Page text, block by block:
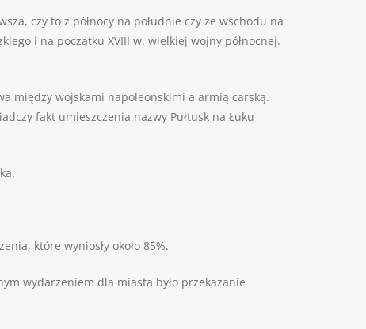
czy to z północy na południe czy ze wschodu na
i na początku XVIII w. wielkiej wojny północnej.
między wojskami napoleońskimi a armią carską.
fakt umieszczenia nazwy Pułtusk na Łuku
które wyniosły około 85%.
wydarzeniem dla miasta było przekazanie